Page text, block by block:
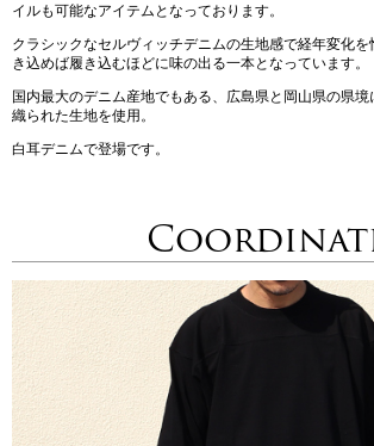
イルも可能なアイテムとなっております。
クラシックなセルヴィッチデニムの生地感で経年変化
き込めば履き込むほどに味の出る一本となっています。
国内最大のデニム産地でもある、広島県と岡山県の県
織られた生地を使用。
白耳デニムで登場です。